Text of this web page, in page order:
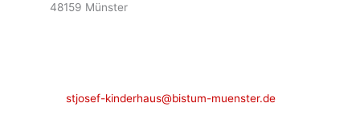
48159 Münster
stjosef-kinderhaus@bistum-muenster.de